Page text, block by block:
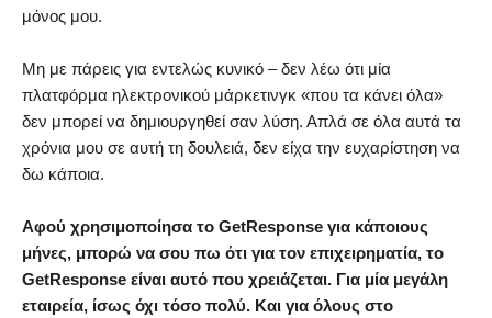
μόνος μου.
Μη με πάρεις για εντελώς κυνικό – δεν λέω ότι μία
πλατφόρμα ηλεκτρονικού μάρκετινγκ «που τα κάνει όλα»
δεν μπορεί να δημιουργηθεί σαν λύση. Απλά σε όλα αυτά τα
χρόνια μου σε αυτή τη δουλειά, δεν είχα την ευχαρίστηση να
δω κάποια.
Αφού χρησιμοποίησα το GetResponse για κάποιους
μήνες, μπορώ να σου πω ότι για τον επιχειρηματία, το
GetResponse είναι αυτό που χρειάζεται. Για μία μεγάλη
εταιρεία, ίσως όχι τόσο πολύ. Και για όλους στο